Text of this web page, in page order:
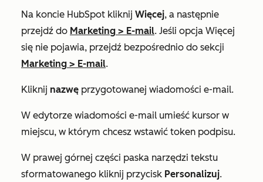
Na koncie HubSpot kliknij Więcej, a następnie
przejdź do Marketing > E-mail. Jeśli opcja Więcej
się nie pojawia, przejdź bezpośrednio do sekcji
Marketing > E-mail.
Kliknij nazwę przygotowanej wiadomości e-mail.
W edytorze wiadomości e-mail umieść kursor w
miejscu, w którym chcesz wstawić token podpisu.
W prawej górnej części paska narzędzi tekstu
sformatowanego kliknij przycisk Personalizuj.